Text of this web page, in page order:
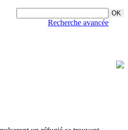
Recherche avancée